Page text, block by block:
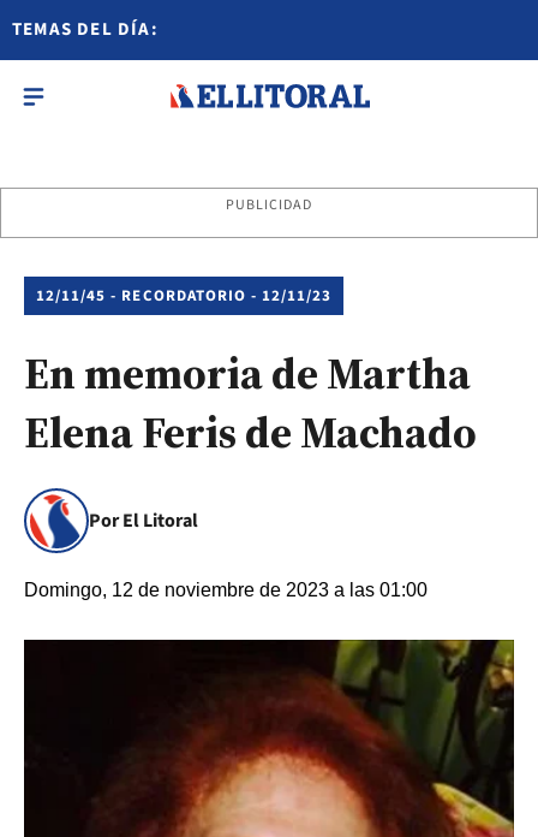
TEMAS DEL DÍA:
PUBLICIDAD
12/11/45 - RECORDATORIO - 12/11/23
En memoria de Martha
Elena Feris de Machado
Por El Litoral
Domingo, 12 de noviembre de 2023 a las 01:00